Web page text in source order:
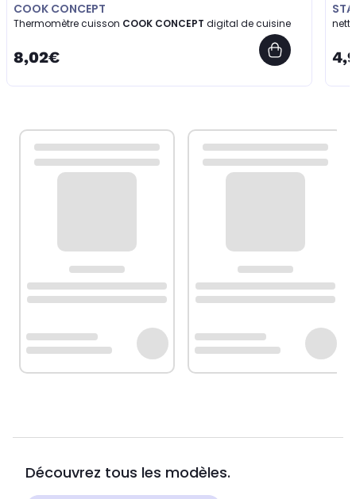
COOK CONCEPT
Thermomètre cuisson COOK CONCEPT digital de cuisine
8,02€
Découvrez tous les modèles.